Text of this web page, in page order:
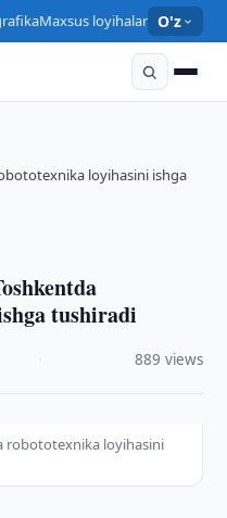
Maxsus loyihalar O'z
loyihasini ishga
tushiradi
889 views
robototexnika loyihasini